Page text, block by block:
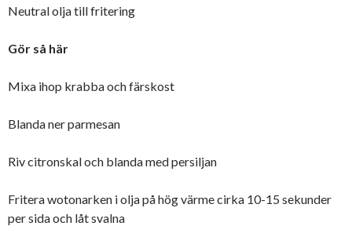
Neutral olja till fritering
Gör så här
Mixa ihop krabba och färskost
Blanda ner parmesan
Riv citronskal och blanda med persiljan
Fritera wotonarken i olja på hög värme cirka 10-15 sekunder
per sida och låt svalna